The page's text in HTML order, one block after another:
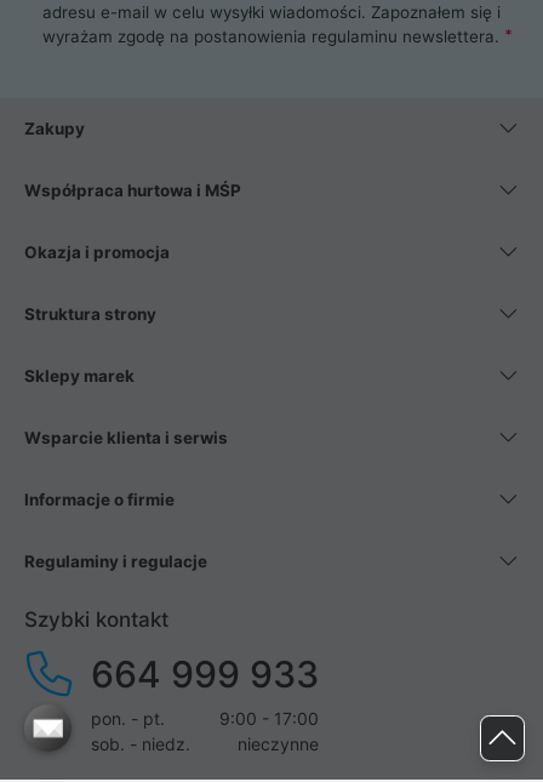
adresu e-mail w celu wysyłki wiadomości. Zapoznałem się i
wyrażam zgodę na postanowienia regulaminu newslettera.
Zakupy
Współpraca hurtowa i MŚP
Okazja i promocja
Struktura strony
Sklepy marek
Wsparcie klienta i serwis
Informacje o firmie
Regulaminy i regulacje
Szybki kontakt
664 999 933
pon. - pt.
9:00 - 17:00
sob. - niedz.
nieczynne